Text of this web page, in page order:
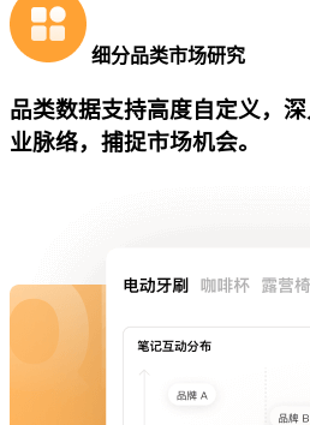
细分品类市场研究
品类数据支持高度自定义，
业脉络，捕捉市场机会。